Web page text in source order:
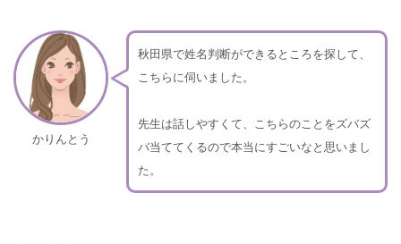
かりんとう
秋田県で姓名判断ができるところを探して、
こちらに伺いました。
先生は話しやすくて、こちらのことをズバズ
バ当ててくるので本当にすごいなと思いまし
た。